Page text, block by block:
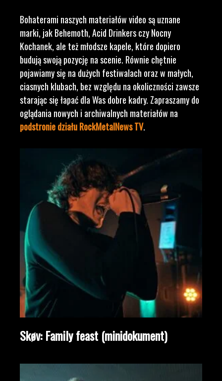
Bohaterami naszych materiałów video są uznane
marki, jak Behemoth, Acid Drinkers czy Nocny
Kochanek, ale też młodsze kapele, które dopiero
budują swoją pozycję na scenie. Równie chętnie
pojawiamy się na dużych festiwalach oraz w małych,
ciasnych klubach, bez względu na okoliczności zawsze
starając się łapać dla Was dobre kadry. Zapraszamy do
oglądania nowych i archiwalnych materiałów na
podstronie działu RockMetalNews TV.
Skøv: Family feast (minidokument)